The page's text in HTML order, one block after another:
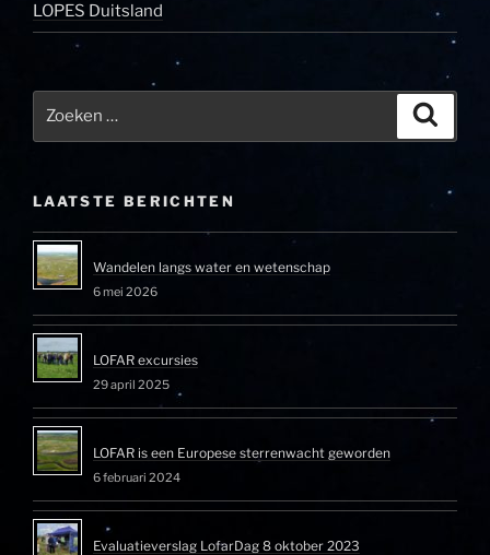
LOPES Duitsland
LAATSTE BERICHTEN
Wandelen langs water en wetenschap
6 mei 2026
LOFAR excursies
29 april 2025
LOFAR is een Europese sterrenwacht geworden
6 februari 2024
Evaluatieverslag LofarDag 8 oktober 2023